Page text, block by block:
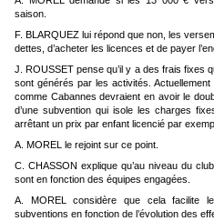
saison.
F. BLARQUEZ lui répond que non, les
dettes, d’acheter les licences et de payer
J. ROUSSET pense qu’il y a des frais fixes
sont générés par les activités. Actuellement
comme Cabannes devraient en avoir le
d’une subvention qui isole les charges
arrêtant un prix par enfant licencié par
A. MOREL le rejoint sur ce point.
C. CHASSON explique qu’au niveau du
sont en fonction des équipes engagées.
A. MOREL considère que cela facilite
subventions en fonction de l’évolution des